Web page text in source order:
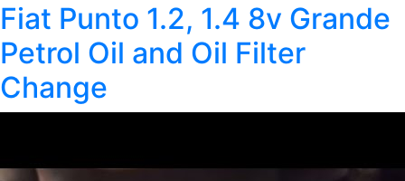
Fiat Punto 1.2, 1.4 8v Grande
Petrol Oil and Oil Filter
Change